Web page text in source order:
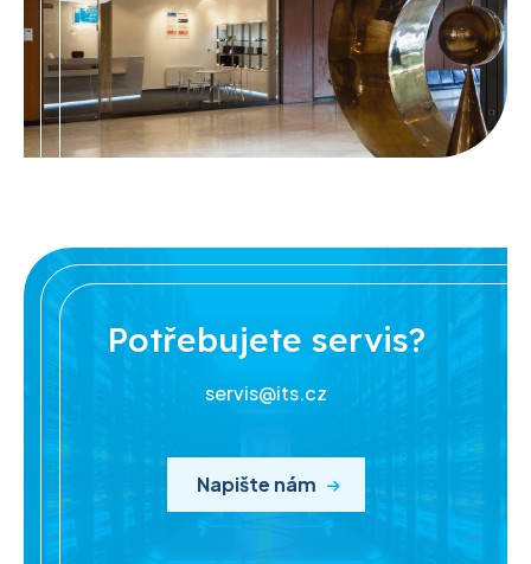
Potřebujete servis?
servis@its.cz
Napište nám